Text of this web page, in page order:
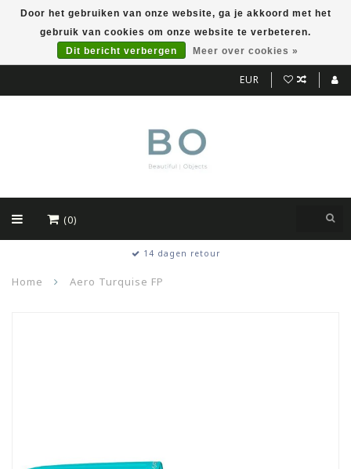
EUR
(0)
14 dagen retour
Home Aero Turquise FP
Door het gebruiken van onze website, ga je akkoord met het
gebruik van cookies om onze website te verbeteren.
Dit bericht verbergen
Meer over cookies »